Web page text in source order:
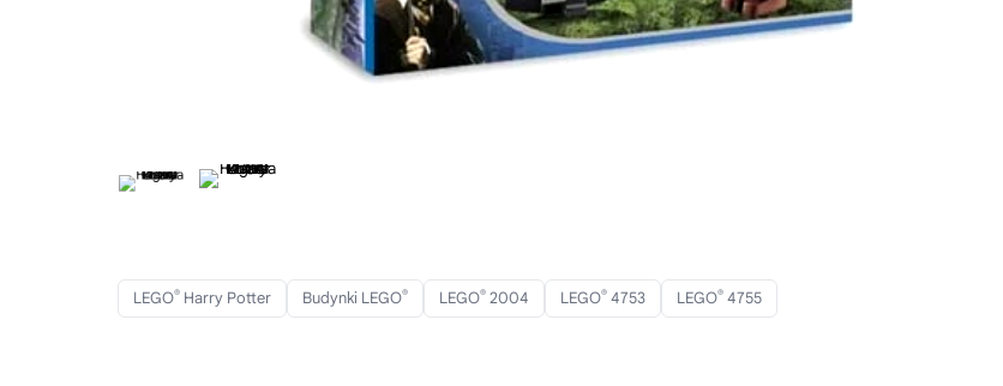
LEGO® Harry Potter Budynki LEGO® LEGO® 2004 LEGO® 4753 LEGO® 4755